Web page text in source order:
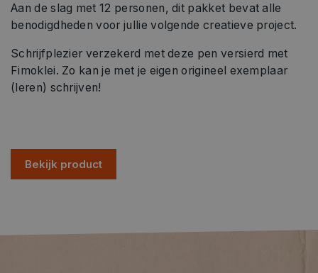
Aan de slag met 12 personen, dit pakket bevat alle
benodigdheden voor jullie volgende creatieve project.
Schrijfplezier verzekerd met deze pen versierd met
Fimoklei. Zo kan je met je eigen origineel exemplaar
(leren) schrijven!
Bekijk product